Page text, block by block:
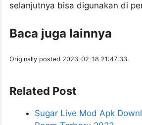
selanjutnya bisa digunakan di
Baca juga lainnya
Originally posted 2023-02-18 21:47:33.
Related Post
Sugar Live Mod Apk